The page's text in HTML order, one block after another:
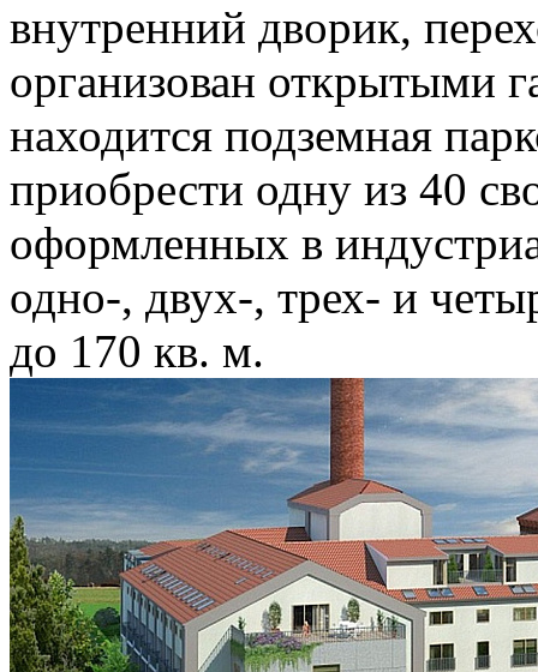
внутренний дворик,
организован открытыми
находится подземная
приобрести одну из 40
оформленных в
одно-, двух-, трех- и
до 170 кв. м.